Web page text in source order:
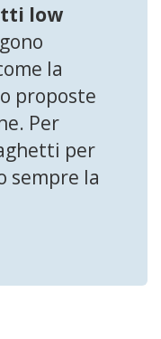
low
la
proposte
Per
per
sempre la